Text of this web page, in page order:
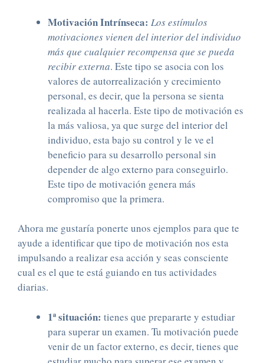
Motivación Intrínseca: Los estímulos
motivaciones vienen del interior del individuo
más que cualquier recompensa que se pueda
recibir externa. Este tipo se asocia con los
valores de autorrealización y crecimiento
personal, es decir, que la persona se sienta
realizada al hacerla. Este tipo de motivación es
la más valiosa, ya que surge del interior del
individuo, esta bajo su control y le ve el
beneficio para su desarrollo personal sin
depender de algo externo para conseguirlo.
Este tipo de motivación genera más
compromiso que la primera.
Ahora me gustaría ponerte unos ejemplos para que te
ayude a identificar que tipo de motivación nos esta
impulsando a realizar esa acción y seas consciente
cual es el que te está guiando en tus actividades
diarias.
1ª situación: tienes que prepararte y estudiar
para superar un examen. Tu motivación puede
venir de un factor externo, es decir, tienes que